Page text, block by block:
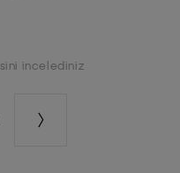
incelediniz